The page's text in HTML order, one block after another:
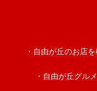
・自由が丘のお店
・自由が丘グルメ